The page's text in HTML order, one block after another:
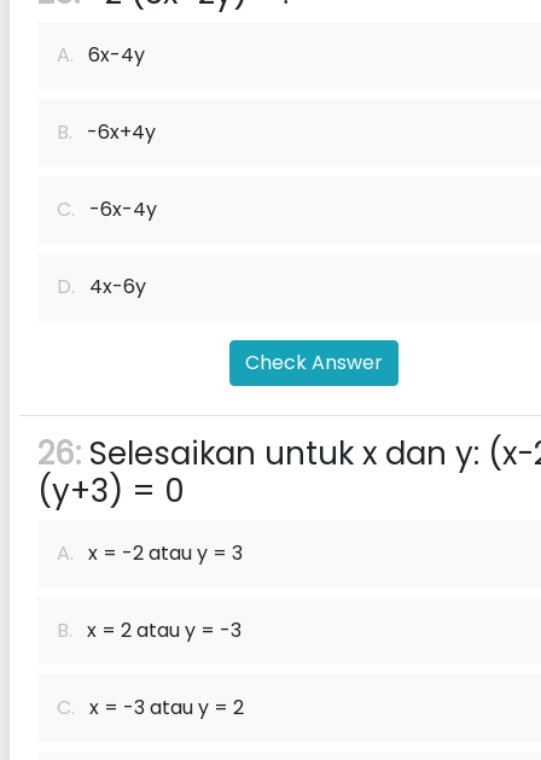
A. 6x-4y
B. -6x+4y
C. -6x-4y
D. 4x-6y
Check Answer
26: Selesaikan untuk x dan y:
(y+3) = 0
A. x = -2 atau y = 3
B. x = 2 atau y = -3
C. x = -3 atau y = 2